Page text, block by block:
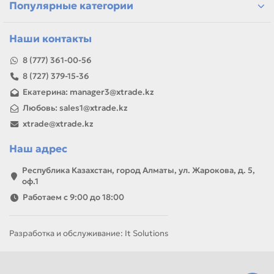
Если параметры в карточке совпадают с вашей моделью
запаса.
Популярные категории
Наши контакты
8 (777) 361-00-56
8 (727) 379-15-36
Екатерина: manager3@xtrade.kz
Любовь: sales1@xtrade.kz
xtrade@xtrade.kz
Наш адрес
Республика Казахстан, город Алматы, ул. Жарокова, д. 5,
оф.1
Работаем с 9:00 до 18:00
Разработка и обслуживание: It Solutions